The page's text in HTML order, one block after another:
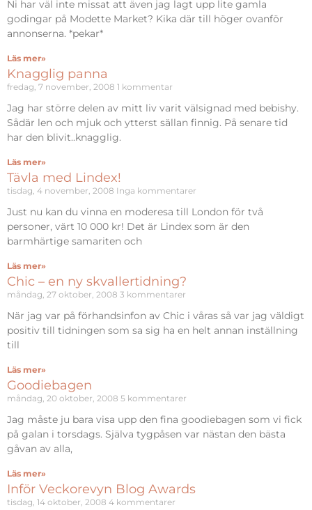
Ni har väl inte missat att även jag lagt upp lite gamla
godingar på Modette Market? Kika där till höger ovanför
annonserna. *pekar*
Läs mer»
Knagglig panna
fredag, 7 november, 2008 1 kommentar
Jag har större delen av mitt liv varit välsignad med bebishy.
Sådär len och mjuk och ytterst sällan finnig. På senare tid
har den blivit..knagglig.
Läs mer»
Tävla med Lindex!
tisdag, 4 november, 2008 Inga kommentarer
Just nu kan du vinna en moderesa till London för två
personer, värt 10 000 kr! Det är Lindex som är den
barmhärtige samariten och
Läs mer»
Chic – en ny skvallertidning?
måndag, 27 oktober, 2008 3 kommentarer
När jag var på förhandsinfon av Chic i våras så var jag väldigt
positiv till tidningen som sa sig ha en helt annan inställning
till
Läs mer»
Goodiebagen
måndag, 20 oktober, 2008 5 kommentarer
Jag måste ju bara visa upp den fina goodiebagen som vi fick
på galan i torsdags. Själva tygpåsen var nästan den bästa
gåvan av alla,
Läs mer»
Inför Veckorevyn Blog Awards
tisdag, 14 oktober, 2008 4 kommentarer